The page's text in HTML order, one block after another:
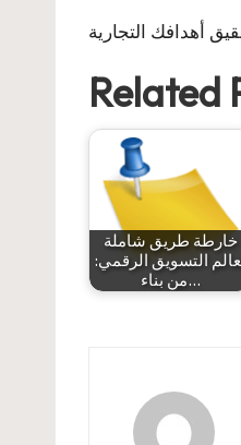
Related
خارطة طريق شاملة
التسويق الرقمي:
من بناء…